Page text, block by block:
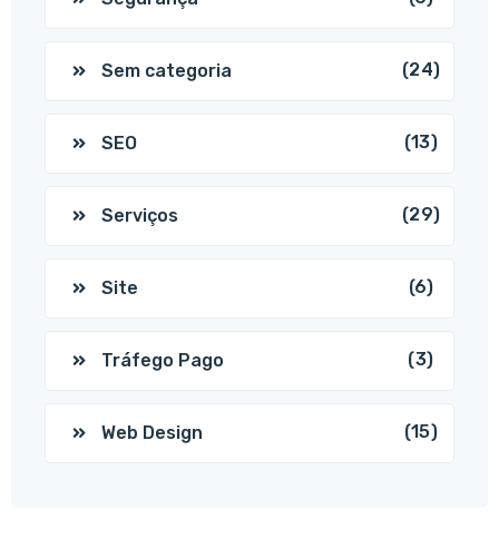
Sem categoria (24)
SEO (13)
Serviços (29)
Site (6)
Tráfego Pago (3)
Web Design (15)